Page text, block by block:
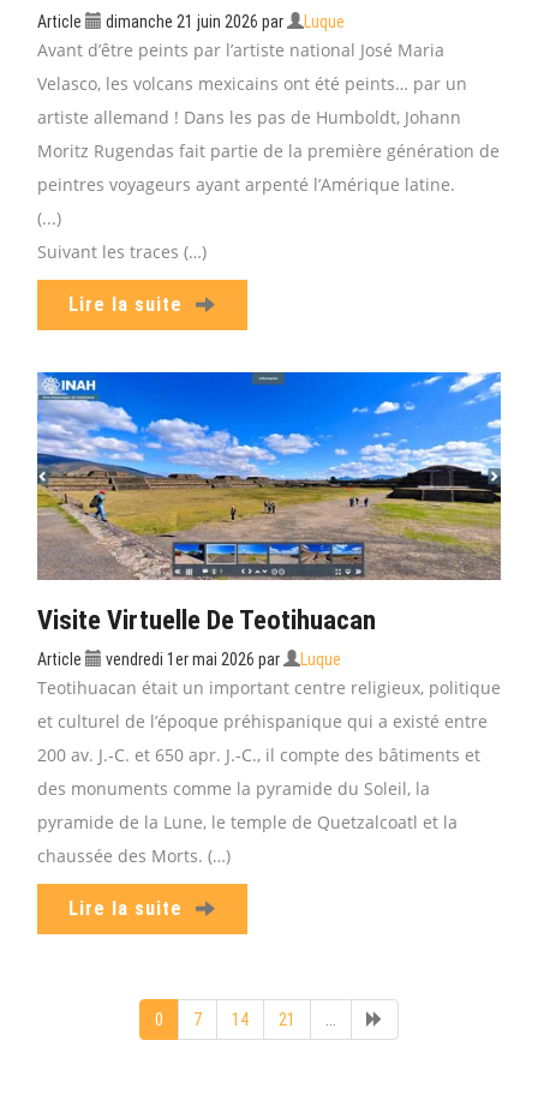
Article dimanche 21 juin 2026 par Luque
Avant d’être peints par l’artiste national José Maria
Velasco, les volcans mexicains ont été peints… par un
artiste allemand ! Dans les pas de Humboldt, Johann
Moritz Rugendas fait partie de la première génération de
peintres voyageurs ayant arpenté l’Amérique latine.
(...)
Suivant les traces (…)
Lire la suite
Visite Virtuelle De Teotihuacan
Article vendredi 1er mai 2026 par Luque
Teotihuacan était un important centre religieux, politique
et culturel de l’époque préhispanique qui a existé entre
200 av. J.-C. et 650 apr. J.-C., il compte des bâtiments et
des monuments comme la pyramide du Soleil, la
pyramide de la Lune, le temple de Quetzalcoatl et la
chaussée des Morts. (…)
Lire la suite
0 7 14 21